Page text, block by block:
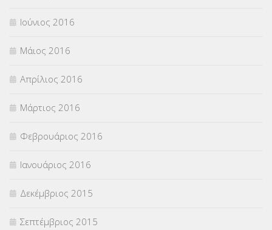
Ιούνιος 2016
Μάιος 2016
Απρίλιος 2016
Μάρτιος 2016
Φεβρουάριος 2016
Ιανουάριος 2016
Δεκέμβριος 2015
Σεπτέμβριος 2015